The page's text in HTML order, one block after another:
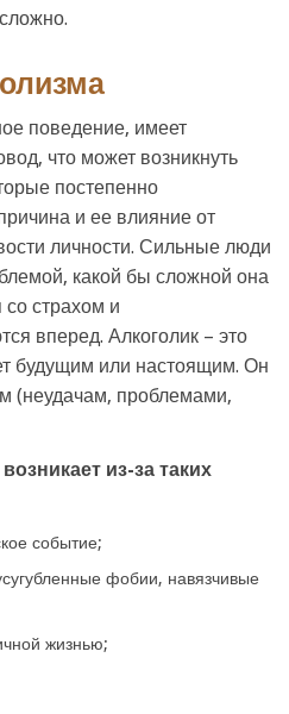
поведение, имеет
что может возникнуть
постепенно
и ее влияние от
личности. Сильные люди
какой бы сложной она
страхом и
вперед. Алкоголик – это
будущим или настоящим. Он
(неудачам, проблемами,
из-за таких
событие;
фобии, навязчивые
жизнью;